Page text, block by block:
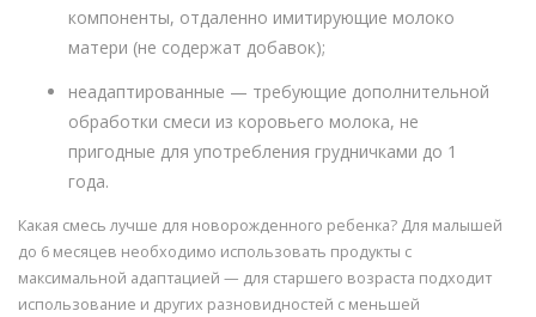
компоненты, отдаленно имитирующие молоко
матери (не содержат добавок);
неадаптированные — требующие дополнительной
обработки смеси из коровьего молока, не
пригодные для употребления грудничками до 1
года.
Какая смесь лучше для новорожденного ребенка? Для малышей
до 6 месяцев необходимо использовать продукты с
максимальной адаптацией — для старшего возраста подходит
использование и других разновидностей с меньшей